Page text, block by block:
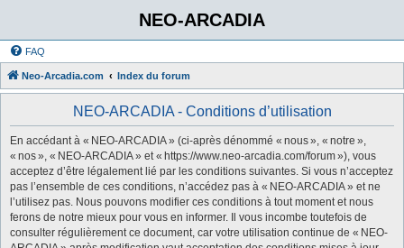
NEO-ARCADIA
FAQ
Neo-Arcadia.com Index du forum
NEO-ARCADIA - Conditions d’utilisation
En accédant à « NEO-ARCADIA » (ci-après dénommé « nous », « notre »,
« nos », « NEO-ARCADIA » et « https://www.neo-arcadia.com/forum »), vous
acceptez d’être légalement lié par les conditions suivantes. Si vous n’acceptez
pas l’ensemble de ces conditions, n’accédez pas à « NEO-ARCADIA » et ne
l’utilisez pas. Nous pouvons modifier ces conditions à tout moment et nous
ferons de notre mieux pour vous en informer. Il vous incombe toutefois de
consulter régulièrement ce document, car votre utilisation continue de « NEO-